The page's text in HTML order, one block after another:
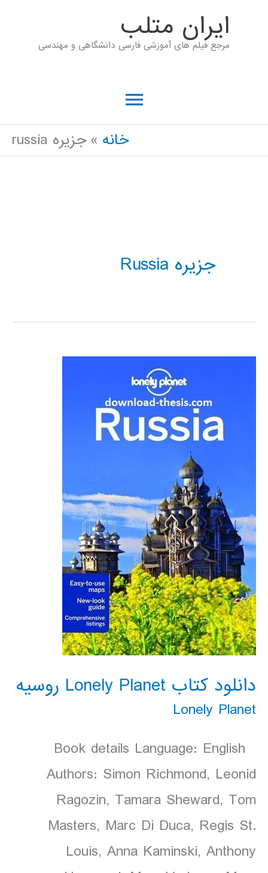
ايران متلب
مرجع فیلم های آموزشی فارسی دانشگاهی و مهندسی
فهرست
اصلی
خانه جزیره russia
جزیره Russia
دانلود کتاب Lonely Planet روسيه
Lonely Planet
Book details Language: English
Authors: Simon Richmond, Leonid
Ragozin, Tamara Sheward, Tom
Masters, Marc Di Duca, Regis St.
Louis, Anna Kaminski, Anthony